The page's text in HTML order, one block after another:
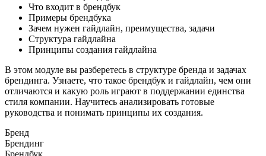
Что входит в брендбук
Примеры брендбука
Зачем нужен гайдлайн, преимущества, задачи
Структура гайдлайна
Принципы создания гайдлайна
В этом модуле вы разберетесь в структуре бренда и задачах
брендинга. Узнаете, что такое брендбук и гайдлайн, чем они
отличаются и какую роль играют в поддержании единства
стиля компании. Научитесь анализировать готовые
руководства и понимать принципы их создания.
Бренд
Брендинг
Брендбук